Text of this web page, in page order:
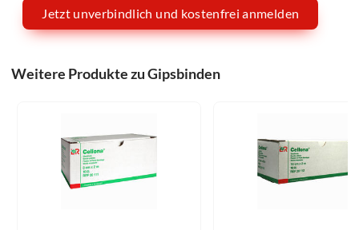
Jetzt unverbindlich und kostenfrei anmelden
Weitere Produkte zu Gipsbinden